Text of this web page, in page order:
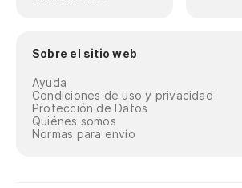
Sobre el sitio web
Ayuda
Condiciones de uso y privacidad
Protección de Datos
Quiénes somos
Normas para envío